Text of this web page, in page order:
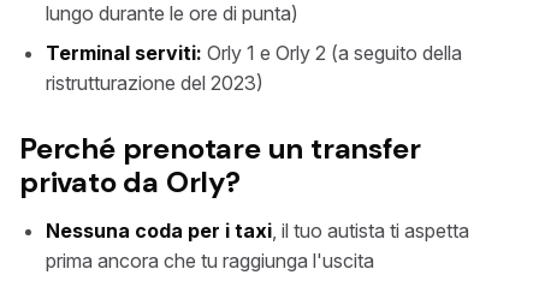
lungo durante le ore di punta)
Terminal serviti: Orly 1 e Orly 2 (a seguito della
ristrutturazione del 2023)
Perché prenotare un transfer
privato da Orly?
Nessuna coda per i taxi, il tuo autista ti aspetta
prima ancora che tu raggiunga l'uscita